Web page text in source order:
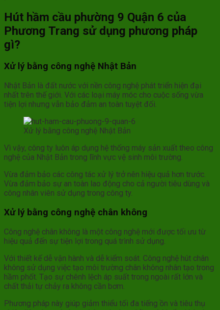
Hút hầm cầu phường 9 Quận 6 của
Phương Trang sử dụng phương pháp
gì?
Xử lý bằng công nghệ Nhật Bản
Nhật Bản là đất nước với nền công nghệ phát triển hiện đại
nhất trên thế giới. Với các loại máy móc cho cuộc sống vừa
tiện lợi nhưng vẫn bảo đảm an toàn tuyệt đối.
Xử lý bằng công nghệ Nhật Bản
Vì vậy, công ty luôn áp dụng hệ thống máy sản xuất theo công
nghệ của Nhật Bản trong lĩnh vực vệ sinh môi trường.
Vừa đảm bảo các công tác xử lý trở nên hiệu quả hơn trước.
Vừa đảm bảo sự an toàn lao động cho cả người tiêu dùng và
công nhân viên sử dụng trong công ty.
Xử lý bằng công nghệ chân không
Công nghệ chân không là một công nghệ mới được tối ưu từ
hiệu quả đến sự tiện lợi trong quá trình sử dụng.
Với thiết kế dễ vận hành và dễ kiểm soát. Công nghệ hút chân
không sử dụng việc tạo môi trường chân không nhân tạo trong
hầm phốt. Tạo sự chênh lệch áp suất trong ngoài rất lớn và
chất thải tự chảy ra không cần bơm.
Phương pháp này giúp giảm thiểu tối đa tiếng ồn và tiêu thụ